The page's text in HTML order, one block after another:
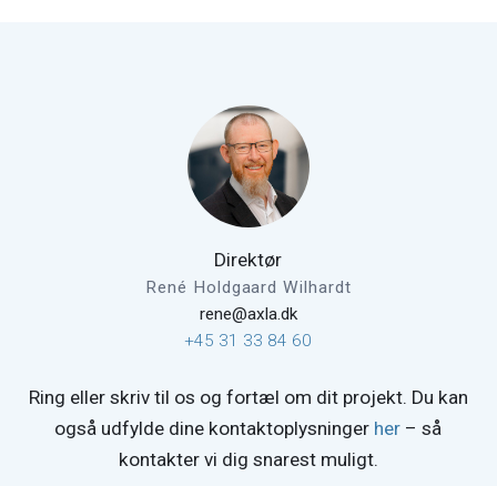
Direktør
René Holdgaard Wilhardt
rene@axla.dk
+45 31 33 84 60
Ring eller skriv til os og fortæl om dit projekt. Du kan
også udfylde dine kontaktoplysninger her – så
kontakter vi dig snarest muligt.